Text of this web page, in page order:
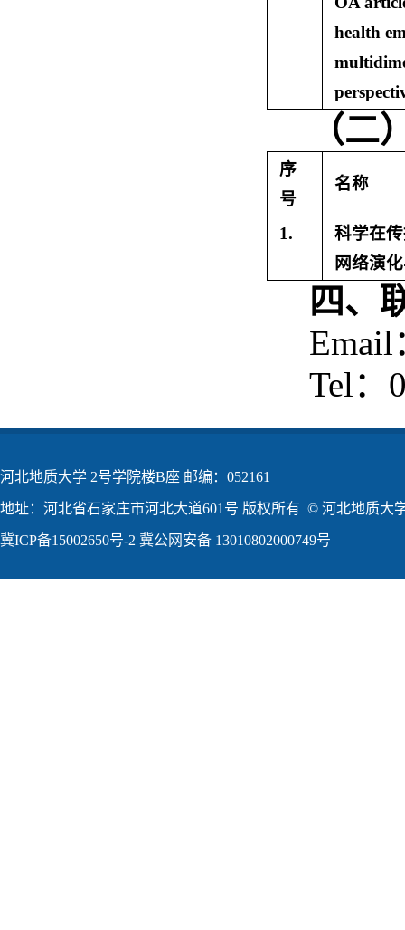
health
（二
序
号
名称
1.
科学在
网络演
四、
Email
Tel：
河北地质大学 2号学院楼B座 邮编：052161
地址：河北省石家庄市河北大道601号 版权所有 © 河北地质大
冀ICP备15002650号-2 冀公网安备 13010802000749号